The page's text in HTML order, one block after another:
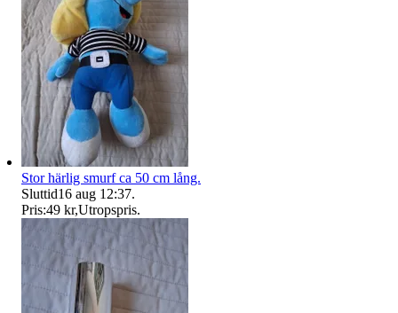
Stor härlig smurf ca 50 cm lång.
Sluttid16 aug 12:37.
Pris:49 kr,Utropspris.